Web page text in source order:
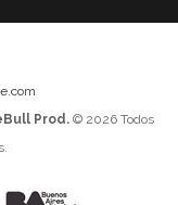
Prod.© 2026 Todos